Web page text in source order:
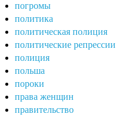
погромы
политика
политическая полиция
политические репрессии
полиция
польша
пороки
права женщин
правительство